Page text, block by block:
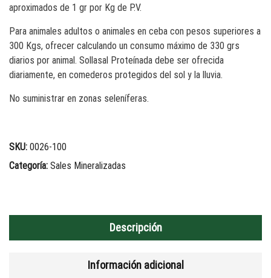
aproximados de 1 gr por Kg de P.V.
Para animales adultos o animales en ceba con pesos superiores a
300 Kgs, ofrecer calculando un consumo máximo de 330 grs
diarios por animal. Sollasal Proteínada debe ser ofrecida
diariamente, en comederos protegidos del sol y la lluvia.
No suministrar en zonas seleníferas.
SKU: 0026-100
Categoría: Sales Mineralizadas
Descripción
Información adicional